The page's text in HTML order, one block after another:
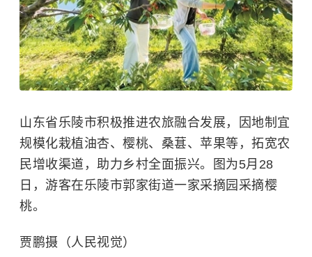
山东省乐陵市积极推进农旅融合发展，因地制宜
规模化栽植油杏、樱桃、桑葚、苹果等，拓宽农
民增收渠道，助力乡村全面振兴。图为5月28
日，游客在乐陵市郭家街道一家采摘园采摘樱
桃。
贾鹏摄（人民视觉）